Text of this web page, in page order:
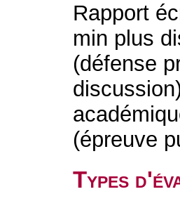
Rapport
min plus
(défense
(épreuve
Types